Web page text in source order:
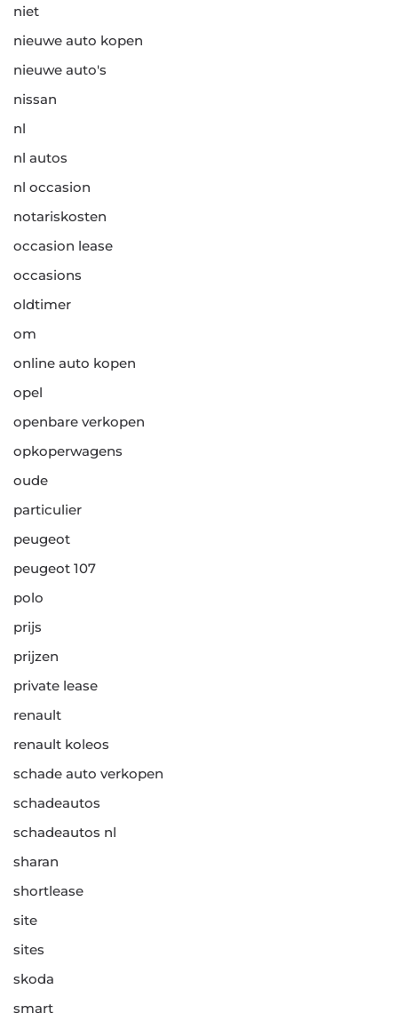
niet
nieuwe auto kopen
nieuwe auto's
nissan
nl
nl autos
nl occasion
notariskosten
occasion lease
occasions
oldtimer
om
online auto kopen
opel
openbare verkopen
opkoperwagens
oude
particulier
peugeot
peugeot 107
polo
prijs
prijzen
private lease
renault
renault koleos
schade auto verkopen
schadeautos
schadeautos nl
sharan
shortlease
site
sites
skoda
smart